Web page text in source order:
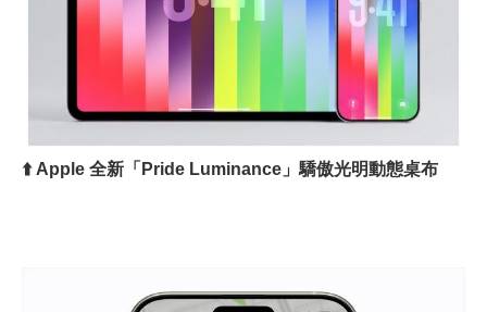
⬆️ Apple 全新「Pride Luminance」驕傲光明動態桌布